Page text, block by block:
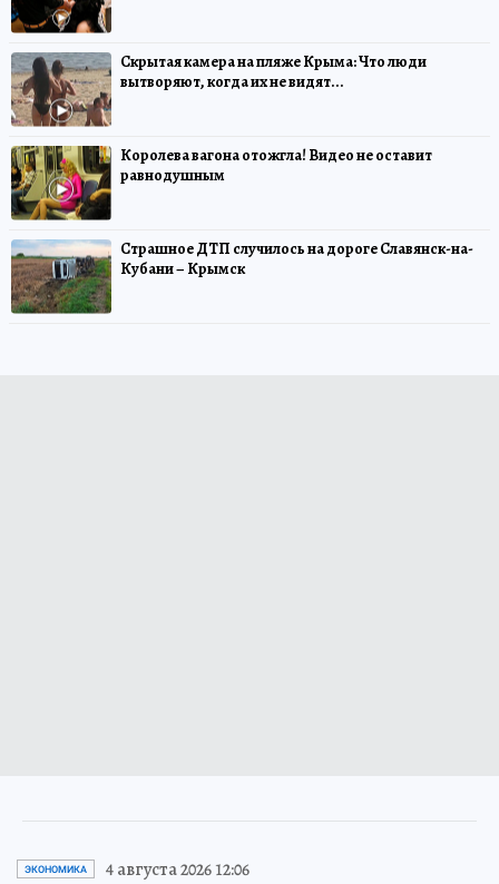
Скрытая камера на пляже Крыма: Что люди
вытворяют, когда их не видят...
Королева вагона отожгла! Видео не оставит
равнодушным
Страшное ДТП случилось на дороге Славянск-на-
Кубани – Крымск
ЭКОНОМИКА 4 августа 2026 12:06